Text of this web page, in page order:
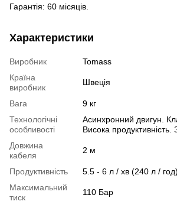
Гарантія: 60 місяців.
Характеристики
Виробник
Tomass
Країна
виробник
Швеція
Вага
9 кг
Технологічні
особливості
Асинхронний двигун.
Висока продуктивність.
Довжина
кабеля
2 м
Продуктивність
5.5 - 6 л / хв (240 л / год)
Максимальний
тиск
110 Бар